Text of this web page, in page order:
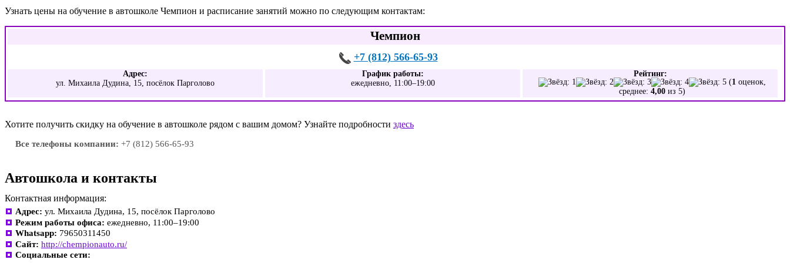
Узнать цены на обучение в автошколе Чемпион и расписание занятий можно по следующим контактам:
Чемпион
+7 (812) 566-65-93
Адрес:
ул. Михаила Дудина, 15, посёлок Парголово
График работы:
ежедневно, 11:00–19:00
Рейтинг:
(1 оценок,
среднее: 4,00 из 5)
Хотите получить скидку на обучение в автошколе рядом с вашим домом? Узнайте подробности здесь
Все телефоны компании: +7 (812) 566-65-93
Автошкола и контакты
Контактная информация:
Адрес: ул. Михаила Дудина, 15, посёлок Парголово
Режим работы офиса: ежедневно, 11:00–19:00
Whatsapp: 79650311450
Сайт: http://chempionauto.ru/
Социальные сети: